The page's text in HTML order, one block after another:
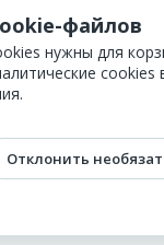
файлов
нужны для
Отклонить